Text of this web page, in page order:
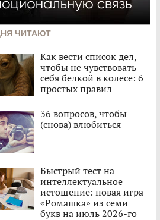
ЧИТАЮТ
Как вести список дел,
чтобы не чувствовать
себя белкой в колесе: 6
простых правил
36 вопросов, чтобы
(снова) влюбиться
Быстрый тест на
интеллектуальное
истощение: новая игра
«Ромашка» из семи
букв на июль 2026-го